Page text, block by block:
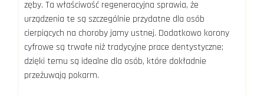
zęby. Ta właściwość regeneracyjna sprawia, że
urządzenia te są szczególnie przydatne dla osób
cierpiących na choroby jamy ustnej. Dodatkowo korony
cyfrowe są trwałe niż tradycyjne prace dentystyczne;
dzięki temu są idealne dla osób, które dokładnie
przeżuwają pokarm.